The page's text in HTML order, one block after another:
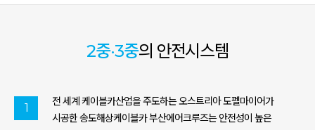
2중·3중의 안전시스템
1
전 세계 케이블카산업을 주도하는 오스트리아 도펠마이어가
시공한 송도해상케이블카 부산에어크루즈는 안전성이 높은